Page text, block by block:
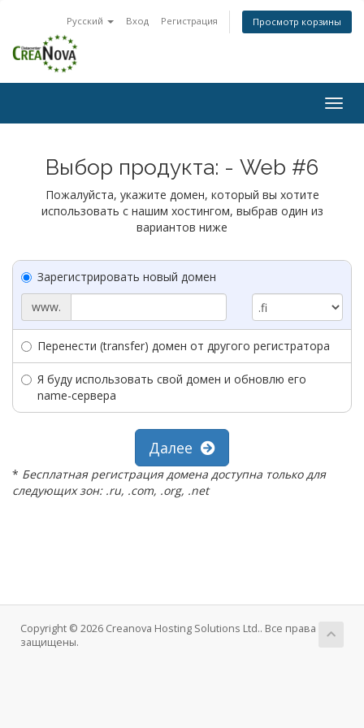
Русский Вход Регистрация Просмотр корзины
Выбор продукта: - Web #6
Пожалуйста, укажите домен, который вы хотите
использовать с нашим хостингом, выбрав один из
вариантов ниже
Зарегистрировать новый домен
www.
Перенести (transfer) домен от другого регистратора
Я буду использовать свой домен и обновлю его
name-сервера
Далее
* Бесплатная регистрация домена доступна только для
следующих зон: .ru, .com, .org, .net
Copyright © 2026 Creanova Hosting Solutions Ltd.. Все права
защищены.